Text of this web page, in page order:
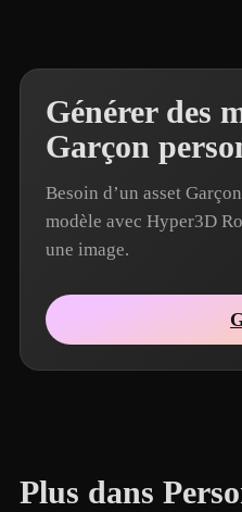
Générer des
Garçon
Besoin d’un asset
modèle avec Hyper3D
une image.
Plus dans